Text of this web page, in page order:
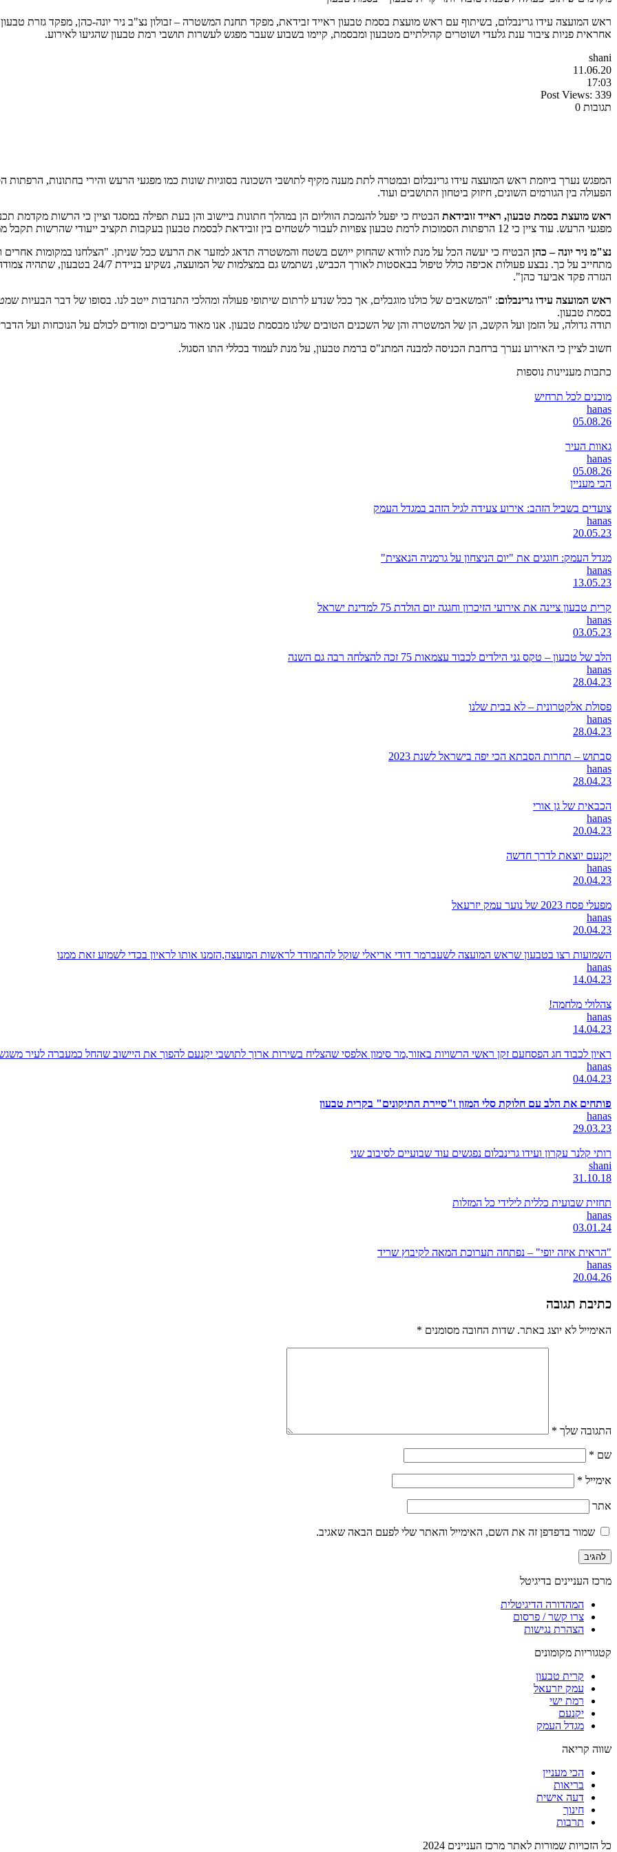
ראש המועצה עידו גרינבלום, בשיתוף עם ראש מועצת בסמת טבעון ראייד זבידאת, מפקד תחנת המשטרה – זבולון נצ"ב ניר יונה-כהן, מפקד גזרת
אחראית פניות ציבור ענת גלעדי ושוטרים קהילתיים מטבעון ומבסמת, קיימו בשבוע שעבר מפגש לעשרות תושבי רמת טבעון שהגיעו לאירוע.
shani
11.06.20
17:03
Post Views: 339
תגובות 0
המפגש נערך ביוזמת ראש המועצה עידו גרינבלום ובמטרה לתת מענה מקיף לתושבי השכונה בסוגיות שונות כמו מפגעי הרעש והירי בחתונות, הרפתות
הפעולה בין הגורמים השונים, חיזוק ביטחון התושבים ועוד.
ראש מועצת בסמת טבעון, ראייד זובידאת הבטיח כי יפעל להנמכת הווליום הן במהלך חתונות ביישוב והן בעת תפילה במסגד וציין כי הרשות מקדמת
מפגעי הרעש. עוד ציין כי 12 הרפתות הסמוכות לרמת טבעון צפויות לעבור לשטחים בין זובידאת לבסמת טבעון בעקבות תקציב ייעודי שהרשות תקבל ממשרד השיכון.
נצ"מ ניר יונה – כהן הבטיח כי יעשה הכל על מנת לוודא שהחוק ייושם בשטח והמשטרה תדאג למזער את הרעש ככל שניתן. "הצלחנו במקומות אחרים
מתחייב על כך. נבצע פעולות אכיפה כולל טיפול
הגזרה פקד אביעד כהן".
ראש המועצה עידו גרינבלום: "המשאבים של כולנו מוגבלים, אך ככל שנדע לרתום שיתופי פעולה ומהלכי התנדבות ייטב לנו. בסופו של דבר הבעיות
בסמת טבעון.
תודה גדולה, על הזמן ועל הקשב, הן של המשטרה והן של השכנים הטובים שלנו מבסמת טבעון. אנו מאוד מעריכים ומודים לכולם על הנוכחות ועל
חשוב לציין כי האירוע נערך ברחבת הכניסה למבנה המתנ"ס ברמת טבעון, על מנת לעמוד בכללי התו הסגול.
כתבות מעניינות נוספות
מוכנים לכל תרחיש
hanas
05.08.26
גאוות העיר
hanas
05.08.26
הכי מעניין
צועדים בשביל הזהב: אירוע צעידה לגיל הזהב במגדל העמק
hanas
20.05.23
מגדל העמק: חוגגים את "יום הניצחון על גרמניה הנאצית"
hanas
13.05.23
קרית טבעון ציינה את אירועי הזיכרון וחגגה יום הולדת 75 למדינת ישראל
hanas
03.05.23
הלב של טבעון – טקס גני הילדים לכבוד עצמאות 75 זכה להצלחה רבה גם השנה
hanas
28.04.23
פסולת אלקטרונית – לא בבית שלנו
hanas
28.04.23
סבתוש – תחרות הסבתא הכי יפה בישראל לשנת 2023
hanas
28.04.23
הכבאית של גן אורי
hanas
20.04.23
יקנעם יוצאת לדרך חדשה
hanas
20.04.23
מפעלי פסח 2023 של נוער עמק יזרעאל
hanas
20.04.23
השמועות רצו בטבעון שראש המועצה לשעברמר דודי אריאלי שוקל להתמודד לראשות המועצה,הזמנו אותו לראיון בכדי לשמוע זאת ממנו
hanas
14.04.23
צהלולי מלחמה!
hanas
14.04.23
ראיון לכבוד חג הפסחעם זקן ראשי הרשויות באזור,מר סימון אלפסי שהצליח בשירות ארוך לתושבי יקנעם להפוך את היישוב שהחל כמעברה לעיר
hanas
04.04.23
פותחים את הלב עם חלוקת סלי המזון ו"סיירת התיקונים" בקרית טבעון
hanas
29.03.23
רותי קלנר עקרון ועידו גרינבלום נפגשים עוד שבועיים לסיבוב שני
shani
31.10.18
תחזית שבועית כללית לילידי כל המזלות
hanas
03.01.24
"הראית איזה יופי" – נפתחה תערוכת המאה לקיבוץ שריד
hanas
20.04.26
כתיבת תגובה
האימייל לא יוצג באתר. שדות החובה מסומנים *
התגובה שלך *
שם *
אימייל *
אתר
שמור בדפדפן זה את השם, האימייל והאתר שלי לפעם הבאה שאגיב.
מרכז העניינים בדיגיטל
המהדורה הדיגיטלית
צרו קשר / פרסום
הצהרת נגישות
קטגוריות מקומונים
קרית טבעון
עמק יזרעאל
רמת ישי
יקנעם
מגדל העמק
שווה קריאה
הכי מעניין
בריאות
דעה אישית
חינוך
תרבות
כל הזכויות שמורות לאתר מרכז העניינים 2024